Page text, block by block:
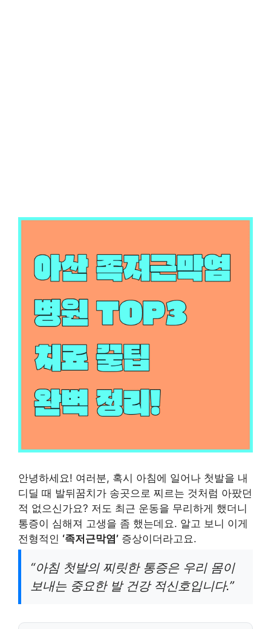
안녕하세요! 여러분, 혹시 아침에 일어나 첫발을 내
디딜 때 발뒤꿈치가 송곳으로 찌르는 것처럼 아팠던
적 없으신가요? 저도 최근 운동을 무리하게 했더니
통증이 심해져 고생을 좀 했는데요. 알고 보니 이게
전형적인 ‘족저근막염’ 증상이더라고요.
“아침 첫발의 찌릿한 통증은 우리 몸이
보내는 중요한 발 건강 적신호입니다.”